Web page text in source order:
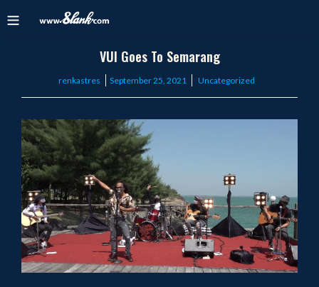
VUI Goes To Semarang
renkastres
Posted
September 25, 2021 Uncategorized